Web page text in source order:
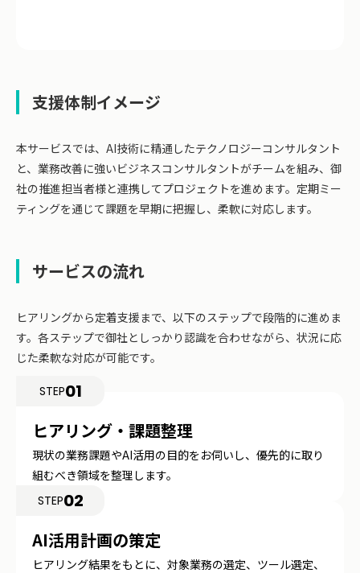
支援体制イメージ
本サービスでは、AI技術に精通したテクノロジーコンサルタント
と、業務改善に強いビジネスコンサルタントがチームを組み、御
社の推進担当者様と連携してプロジェクトを進めます。定期ミー
ティングを通じて課題を早期に把握し、柔軟に対応します。
サービスの流れ
ヒアリングから定着支援まで、以下のステップで段階的に進めま
す。各ステップで御社としっかり認識を合わせながら、状況に応
じた柔軟な対応が可能です。
STEP01
ヒアリング・課題整理
現状の業務課題やAI活用の目的をお伺いし、優先的に取り
組むべき領域を整理します。
STEP02
AI活用計画の策定
ヒアリング結果をもとに、対象業務の選定、ツール選定、